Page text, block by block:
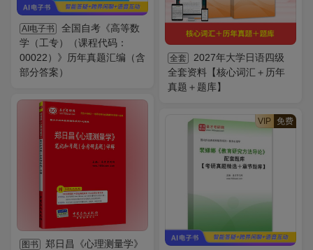
AI电子书
全国自考《高等数
学（工专）（课程代码：
00022）》历年真题汇编（含
部分答案）
全套
2027年大学日语四级
全套资料【核心词汇＋历年
真题＋题库】
图书
郑日昌《心理测量学》
VIP 免费